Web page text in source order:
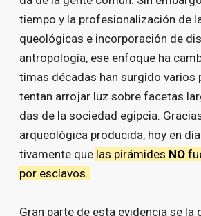
tiem­po y la pro­fe­sio­na­li­za­ción de
queo­ló­gi­cas e in­cor­po­ra­ción de
an­tro­po­lo­gía, ese en­fo­que ha
ti­mas dé­ca­das han sur­gi­do
ten­tan arro­jar luz so­bre fa­ce­tas
das de la so­cie­dad egip­cia.
ar­queo­ló­gi­ca pro­du­ci­da, hoy en
ti­va­men­te que las pi­rá­mi­des NO
por es­cla­vos.
Gran par­te de es­ta evi­den­cia se la